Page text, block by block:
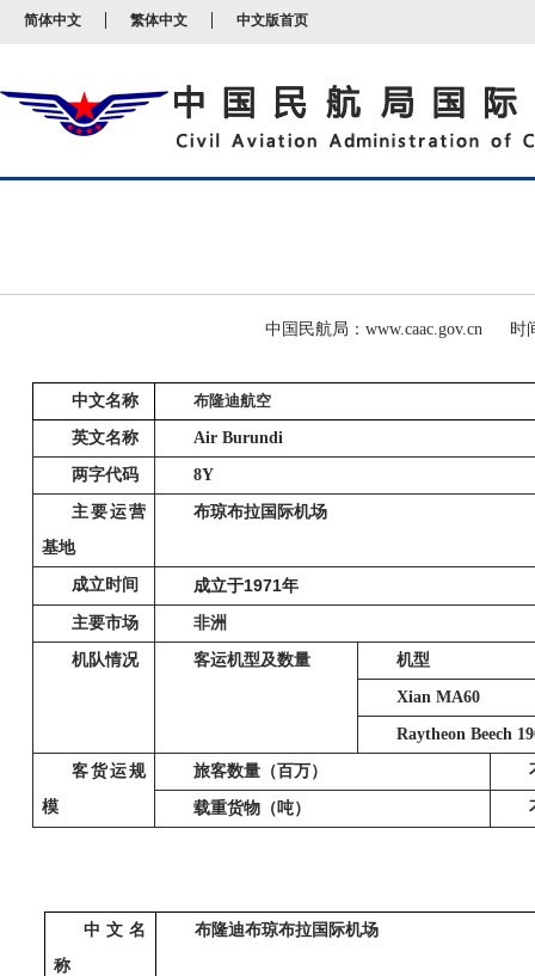
简体中文 繁体中文 中文版首页
中国民航局：www.caac.gov.cn 时
中文名称 布隆迪航空
英文名称 Air Burundi
两字代码 8Y
主要运营
基地
布琼布拉国际机场
成立时间 成立于1971年
主要市场 非洲
机队情况 客运机型及数量 机型
Xian MA60
Raytheon Beech
客货运规
模
旅客数量（百万）
载重货物（吨）
中文名
称
布隆迪布琼布拉国际机场
开
说